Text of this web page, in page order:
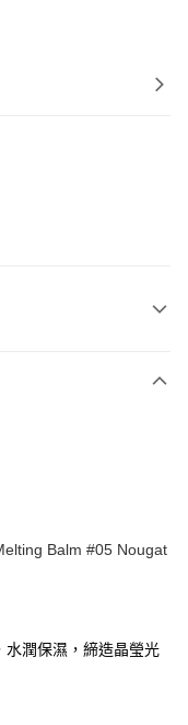
Balm #05 Nougat
水潤保濕，締造晶瑩光